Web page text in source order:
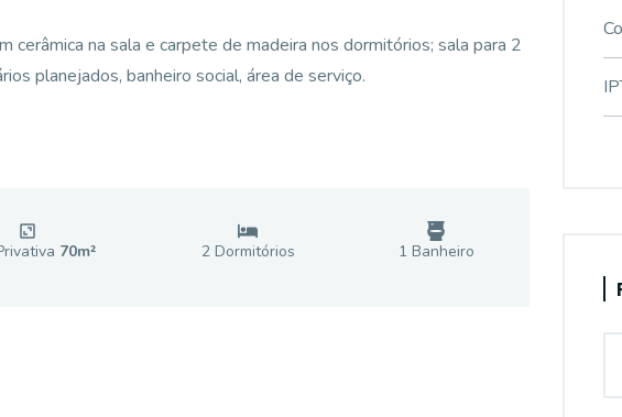
na sala e carpete de madeira nos dormitórios; sala para 2
planejados, banheiro social, área de serviço.
70m² 2Dormitórios 1 Banheiro